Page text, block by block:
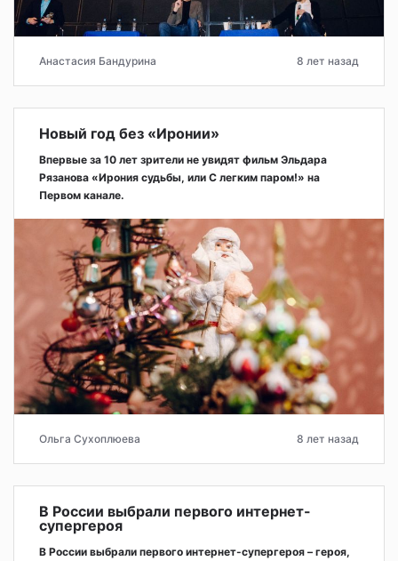
Анастасия Бандурина 8 лет назад
Новый год без «Иронии»
Впервые за 10 лет зрители не увидят фильм Эльдара
Рязанова «Ирония судьбы, или С легким паром!» на
Первом канале.
Ольга Сухоплюева 8 лет назад
В России выбрали первого интернет-
супергероя
В России выбрали первого интернет-супергероя – героя,